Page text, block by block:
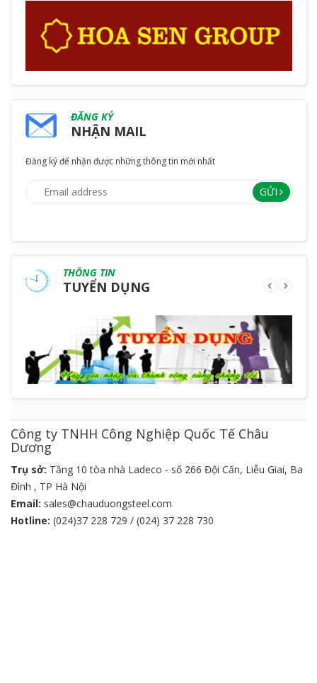
ĐĂNG KÝ
NHẬN MAIL
Đăng ký để nhận được những thông tin mới nhất
GỬI
THÔNG TIN
TUYỂN DỤNG
Công ty TNHH Công Nghiệp Quốc Tế Châu
Dương
Trụ sở: Tầng 10 tòa nhà Ladeco - số 266 Đội Cấn, Liễu Giai, Ba
Đình , TP Hà Nội
Email: sales@chauduongsteel.com
Hotline: (024)37 228 729 / (024) 37 228 730